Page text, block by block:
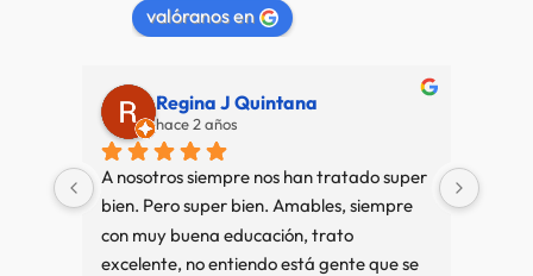
valóranos en
Regina J Quintana
hace 2 años
A nosotros siempre nos han tratado super
bien. Pero super bien. Amables, siempre
con muy buena educación, trato
excelente, no entiendo está gente que se